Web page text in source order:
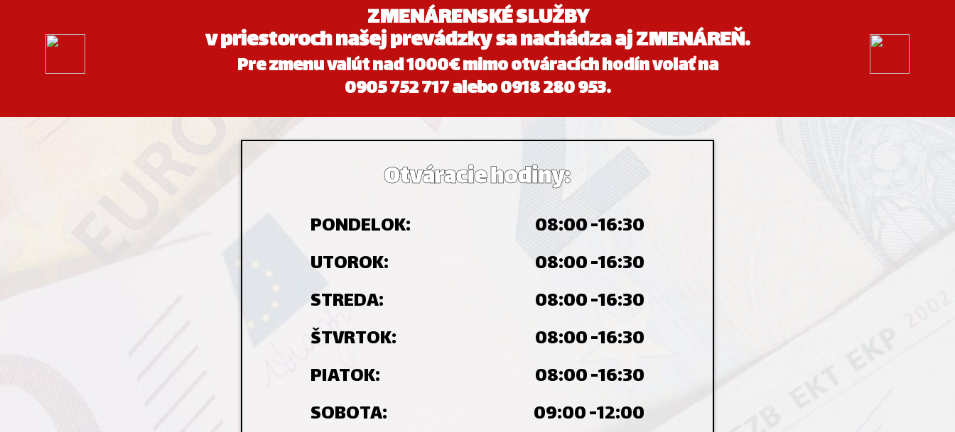
ZMENÁRENSKÉ SLUŽBY
v priestoroch našej prevádzky sa nachádza aj ZMENÁREŇ.
Pre zmenu valút nad 1000€ mimo otváracích hodín volať na
0905 752 717 alebo 0918 280 953.
Otváracie hodiny:
PONDELOK:
08:00 -16:30
UTOROK:
08:00 -16:30
STREDA:
08:00 -16:30
ŠTVRTOK:
08:00 -16:30
PIATOK:
08:00 -16:30
SOBOTA:
09:00 -12:00